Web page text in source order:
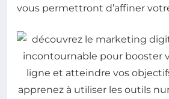
vous permettront d’affiner